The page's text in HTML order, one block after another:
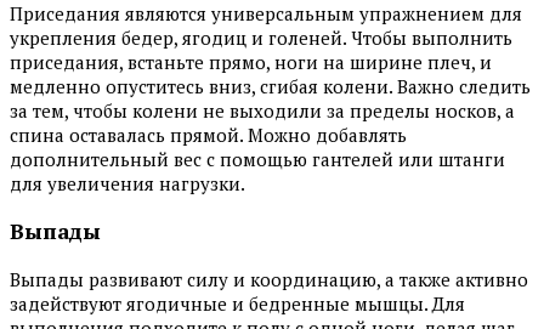
Приседания являются универсальным упражнением для
укрепления бедер, ягодиц и голеней. Чтобы выполнить
приседания, встаньте прямо, ноги на ширине плеч, и
медленно опуститесь вниз, сгибая колени. Важно следить
за тем, чтобы колени не выходили за пределы носков, а
спина оставалась прямой. Можно добавлять
дополнительный вес с помощью гантелей или штанги
для увеличения нагрузки.
Выпады
Выпады развивают силу и координацию, а также активно
задействуют ягодичные и бедренные мышцы. Для